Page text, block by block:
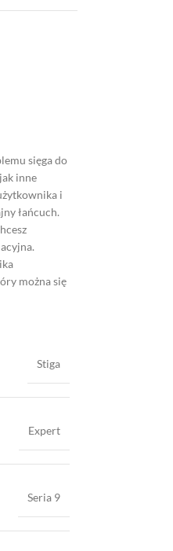
sięga do
inne
i
łańcuch.
można się
Stiga
Expert
Seria 9